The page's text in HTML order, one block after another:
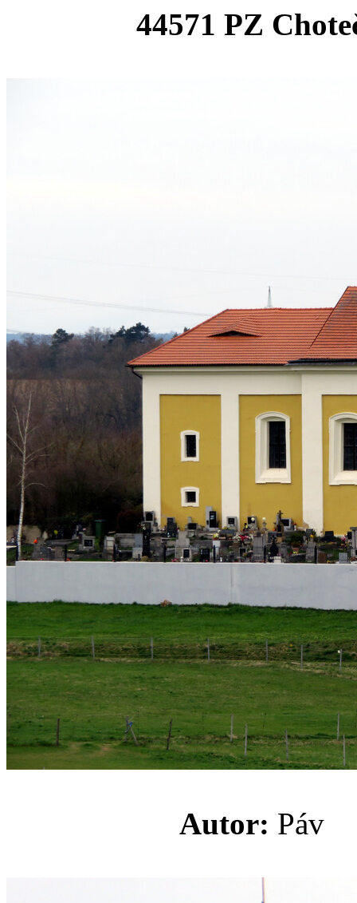
44571 PZ
Autor: